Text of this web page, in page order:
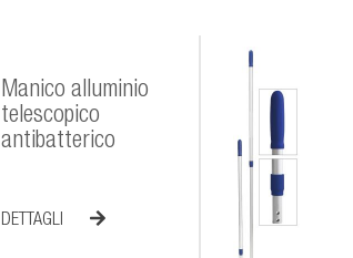
Manico alluminio
telescopico
antibatterico
DETTAGLI